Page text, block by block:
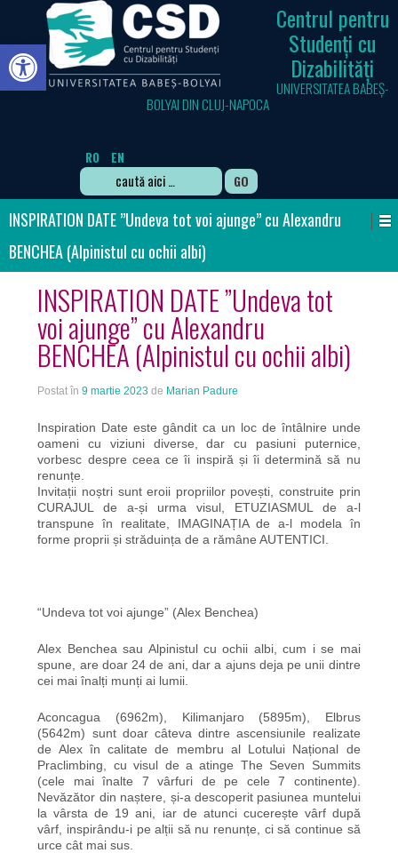
Deschide bara de unelte
Centrul pentru
Studenți cu
Dizabilități
UNIVERSITATEA BABEȘ-
BOLYAI DIN CLUJ-NAPOCA
RO EN
Search
for:
INSPIRATION DATE ”Undeva tot voi ajunge” cu Alexandru
BENCHEA (Alpinistul cu ochii albi)
INSPIRATION DATE ”Undeva tot
voi ajunge” cu Alexandru
BENCHEA (Alpinistul cu ochii albi)
Postat în9 martie 2023 de Marian Padure
Inspiration Date este gândit ca un loc de întâlnire unde
oameni cu viziuni diverse, dar cu pasiuni puternice,
vorbesc despre ceea ce îi inspiră și îi determină să nu
renunțe.
Invitații noștri sunt eroii propriilor povești, construite prin
CURAJUL de a-și urma visul, ETUZIASMUL de a-l
transpune în realitate, IMAGINAȚIA de a-l modela în
forme proprii și străduința de a rămâne AUTENTICI.
“Undeva tot voi ajunge” (Alex Benchea)
Alex Benchea sau Alpinistul cu ochii albi, cum i se mai
spune, are doar 24 de ani, dar a ajuns deja pe unii dintre
cei mai înalți munți ai lumii.
Aconcagua (6962m), Kilimanjaro (5895m), Elbrus
(5642m) sunt doar câteva dintre ascensiunile realizate
de Alex în calitate de membru al Lotului Național de
Praclimbing, cu visul de a atinge The Seven Summits
(cele mai înalte 7 vârfuri de pe cele 7 continente).
Nevăzător din naștere, și-a descoperit pasiunea muntelui
la vârsta de 19 ani, iar de atunci cucerește vârf după
vârf, inspirându-i pe alții să nu renunțe, ci să continue să
urce cât mai sus.